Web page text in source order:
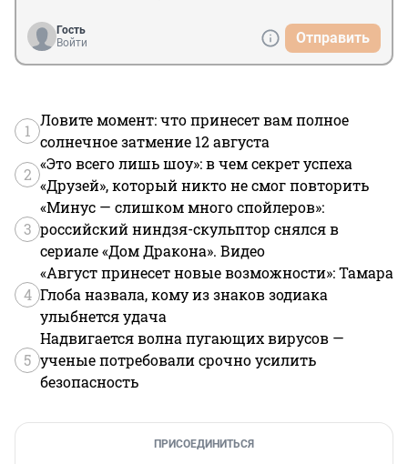
Гость
Войти
Отправить
1
Ловите момент: что принесет вам полное
солнечное затмение 12 августа
2
«Это всего лишь шоу»: в чем секрет успеха
«Друзей», который никто не смог повторить
3
«Минус — слишком много спойлеров»:
российский ниндзя-скульптор снялся в
сериале «Дом Дракона». Видео
4
«Август принесет новые возможности»: Тамара
Глоба назвала, кому из знаков зодиака
улыбнется удача
5
Надвигается волна пугающих вирусов —
ученые потребовали срочно усилить
безопасность
ПРИСОЕДИНИТЬСЯ